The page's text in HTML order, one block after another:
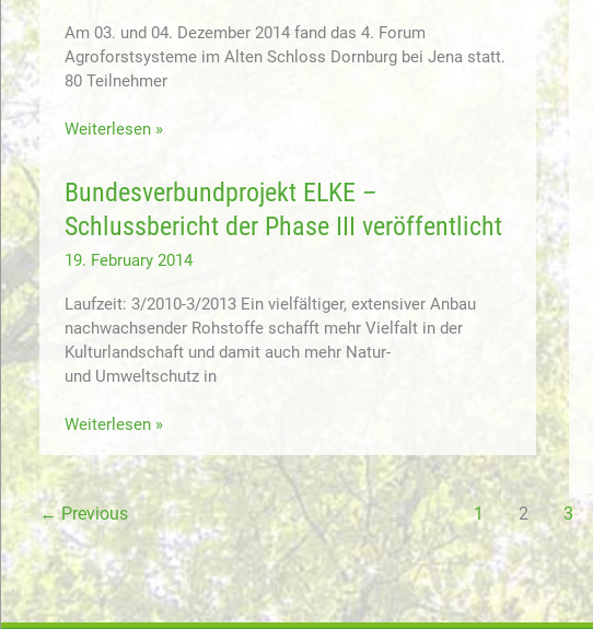
Am 03. und 04. Dezember 2014 fand das 4. Forum
Agroforstsysteme im Alten Schloss Dornburg bei Jena statt.
80 Teilnehmer
4.
Weiterlesen »
Bundesverbundprojekt ELKE –
Schlussbericht der Phase III veröffentlicht
19. February 2014
Laufzeit: 3/2010-3/2013 Ein vielfältiger, extensiver Anbau
nachwachsender Rohstoffe schafft mehr Vielfalt in der
Kulturlandschaft und damit auch mehr Natur-
und Umweltschutz in
Bundesverbundprojekt
–
Schlussbericht
der
Phase
III
veröffentlicht
Weiterlesen »
←Previous 1 2 3